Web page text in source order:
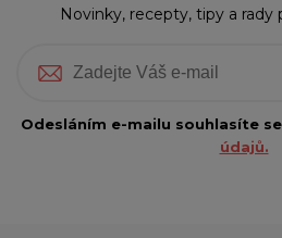
Novinky, recepty, tipy a rady
Odesláním e-mailu souhlasíte se
údajů.